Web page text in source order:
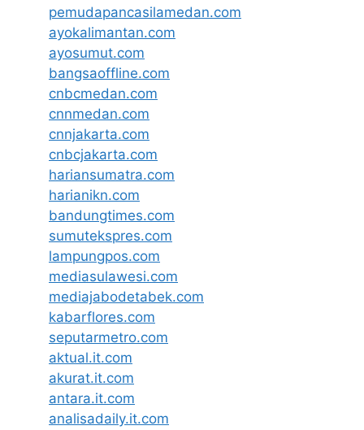
pemudapancasilamedan.com
ayokalimantan.com
ayosumut.com
bangsaoffline.com
cnbcmedan.com
cnnmedan.com
cnnjakarta.com
cnbcjakarta.com
hariansumatra.com
harianikn.com
bandungtimes.com
sumutekspres.com
lampungpos.com
mediasulawesi.com
mediajabodetabek.com
kabarflores.com
seputarmetro.com
aktual.it.com
akurat.it.com
antara.it.com
analisadaily.it.com